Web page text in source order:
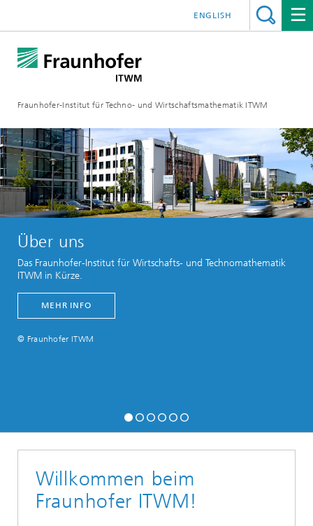
Fraunhofer-Institut für Techno- und Wirtschaftsmathematik ITWM
ENGLISH
Über uns
Das Fraunhofer-Institut für Wirtschafts- und Technomathematik
ITWM in Kürze.
MEHR INFO
© Fraunhofer ITWM
Willkommen beim
Fraunhofer ITWM!